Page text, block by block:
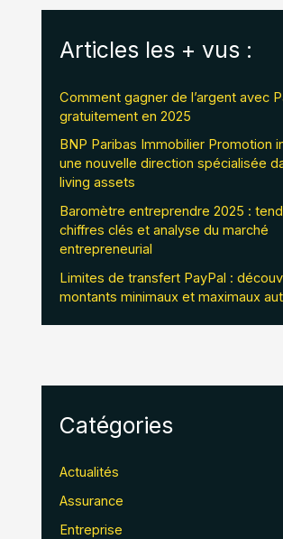
Articles les + vus :
Comment gagner de l’argent avec
gratuitement en 2025
BNP Paribas Immobilier Promotion
une nouvelle direction spécialisée
living assets
Baromètre entreprendre 2025 :
chiffres clés et analyse du marché
entrepreneurial
Limites de transfert PayPal :
montants minimaux et maximaux
Catégories
Actualités
Assurance
Entreprise